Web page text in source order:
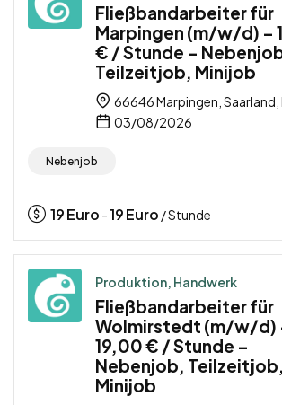
Fließbandarbeiter für
Marpingen (m/w/d) –
€ / Stunde –
Teilzeitjob, Minijob
66646 Marpingen,
03/08/2026
Nebenjob
19Euro -19Euro / Stunde
Produktion, Handwerk
Fließbandarbeiter für
Wolmirstedt (m/w/d)
19,00 € / Stunde –
Nebenjob, Teilzeitjob,
Minijob